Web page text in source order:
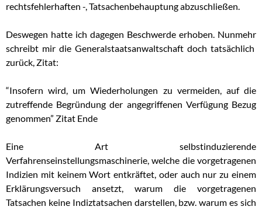
rechtsfehlerhaften -, Tatsachenbehauptung abzuschließen.
Deswegen hatte ich dagegen Beschwerde erhoben. Nunmehr
schreibt mir die Generalstaatsanwaltschaft doch tatsächlich
zurück, Zitat:
“Insofern wird, um Wiederholungen zu vermeiden, auf die
zutreffende Begründung der angegriffenen Verfügung Bezug
genommen” Zitat Ende
Eine Art selbstinduzierende
Verfahrenseinstellungsmaschinerie, welche die vorgetragenen
Indizien mit keinem Wort entkräftet, oder auch nur zu einem
Erklärungsversuch ansetzt, warum die vorgetragenen
Tatsachen keine Indiztatsachen darstellen, bzw. warum es sich